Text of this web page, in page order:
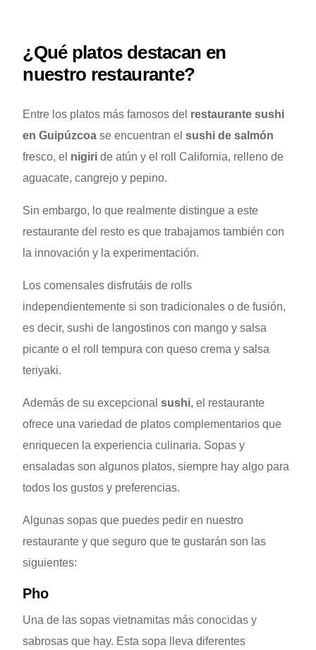
¿Qué platos destacan en
nuestro restaurante?
Entre los platos más famosos del restaurante sushi
en Guipúzcoa se encuentran elsushi de salmón
fresco, el nigiri de atún y el roll California, relleno de
aguacate, cangrejo y pepino.
Sin embargo, lo que realmente distingue a este
restaurante del resto es que trabajamos también con
la innovación y la experimentación.
Los comensales disfrutáis de rolls
independientemente si son tradicionales o de fusión,
es decir, sushi de langostinos con mango y salsa
picante o el roll tempura con queso crema y salsa
teriyaki.
Además de su excepcionalsushi, el restaurante
ofrece una variedad de platos complementarios que
enriquecen la experiencia culinaria. Sopas y
ensaladas son algunos platos, siempre hay algo para
todos los gustos y preferencias.
Algunas sopas que puedes pedir en nuestro
restaurante y que seguro que te gustarán son las
siguientes:
Pho
Una de las sopas vietnamitas más conocidas y
sabrosas que hay. Esta sopa lleva diferentes